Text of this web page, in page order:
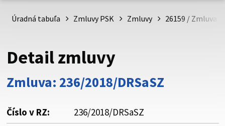
psk.sk.
Buďte pozorní a vždy sa uistite, že zdieľate informácie iba
cez zabezpečenú webovú stránku. Zabezpečená stránka
vždy začína https:// pred názvom domény webového sídla.
Úradná tabuľa Zmluvy PSK Zmluvy 26159 / Zmluva
Detail zmluvy
Zmluva: 236/2018/DRSaSZ
Číslo v RZ:
236/2018/DRSaSZ